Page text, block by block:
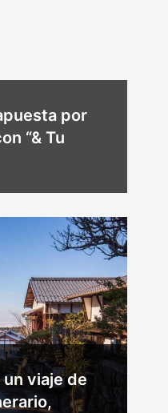
por
“& Tu
viaje de